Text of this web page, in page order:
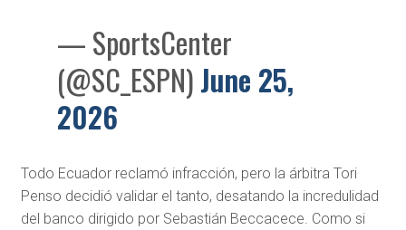
— SportsCenter
(@SC_ESPN)June 25,
2026
Todo Ecuador reclamó infracción, pero la árbitra Tori
Penso decidió validar el tanto, desatando la incredulidad
del banco dirigido por Sebastián Beccacece. Como si